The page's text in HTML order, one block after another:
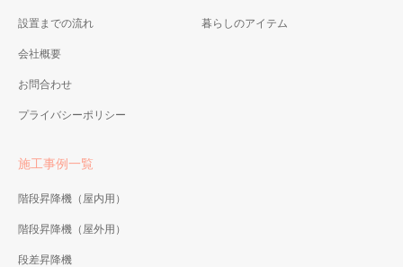
設置までの流れ
会社概要
お問合わせ
プライバシーポリシー
暮らしのアイテム
施工事例一覧
階段昇降機（屋内用）
階段昇降機（屋外用）
段差昇降機